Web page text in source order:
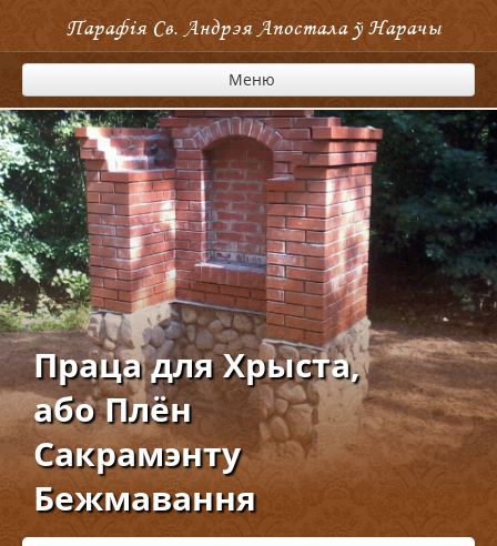
Парафія Cв. Андрэя Апостала ў Нарачы
Меню
Праца для Хрыста,
або Плён
Сакрамэнту
Бежмавання